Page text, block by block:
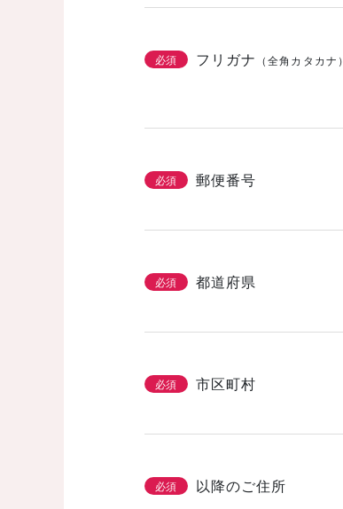
必須 フリガナ （全角カタカナ）
必須 郵便番号
必須 都道府県
必須 市区町村
必須 以降のご住所